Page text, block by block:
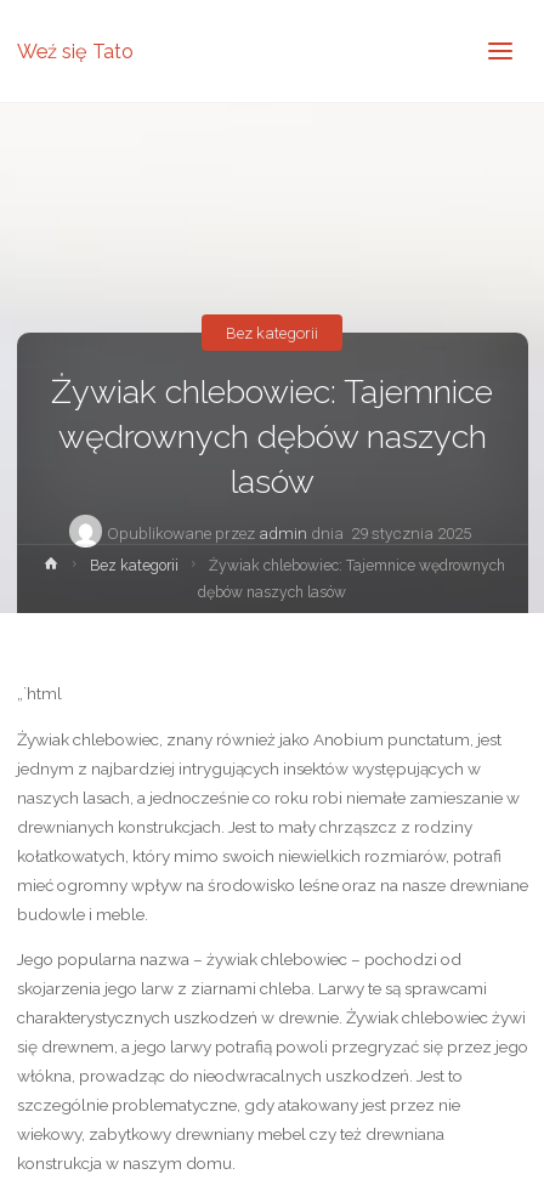
Weź się Tato
Żywiak chlebowiec: Tajemnice
wędrownych dębów naszych
lasów
Opublikowane przez admin dnia 29 stycznia 2025
Bez kategorii
StronaBez kategorii
Żywiak chlebowiec: Tajemnice wędrownych
dębów naszych lasów
„`html
Żywiak chlebowiec, znany również jako Anobium punctatum, jest
jednym z najbardziej intrygujących insektów występujących w
naszych lasach, a jednocześnie co roku robi niemałe zamieszanie w
drewnianych konstrukcjach. Jest to mały chrząszcz z rodziny
kołatkowatych, który mimo swoich niewielkich rozmiarów, potrafi
mieć ogromny wpływ na środowisko leśne oraz na nasze drewniane
budowle i meble.
Jego popularna nazwa – żywiak chlebowiec – pochodzi od
skojarzenia jego larw z ziarnami chleba. Larwy te są sprawcami
charakterystycznych uszkodzeń w drewnie. Żywiak chlebowiec żywi
się drewnem, a jego larwy potrafią powoli przegryzać się przez jego
włókna, prowadząc do nieodwracalnych uszkodzeń. Jest to
szczególnie problematyczne, gdy atakowany jest przez nie
wiekowy, zabytkowy drewniany mebel czy też drewniana
konstrukcja w naszym domu.